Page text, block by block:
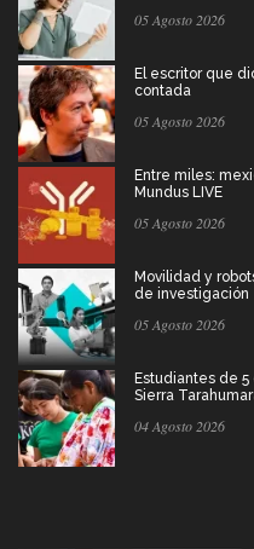
05 Agosto 2026
El escritor que
contada
05 Agosto 2026
Entre miles:
Mundus LIVE
05 Agosto 2026
Movilidad y
de investigación
05 Agosto 2026
Estudiantes de
Sierra
04 Agosto 2026